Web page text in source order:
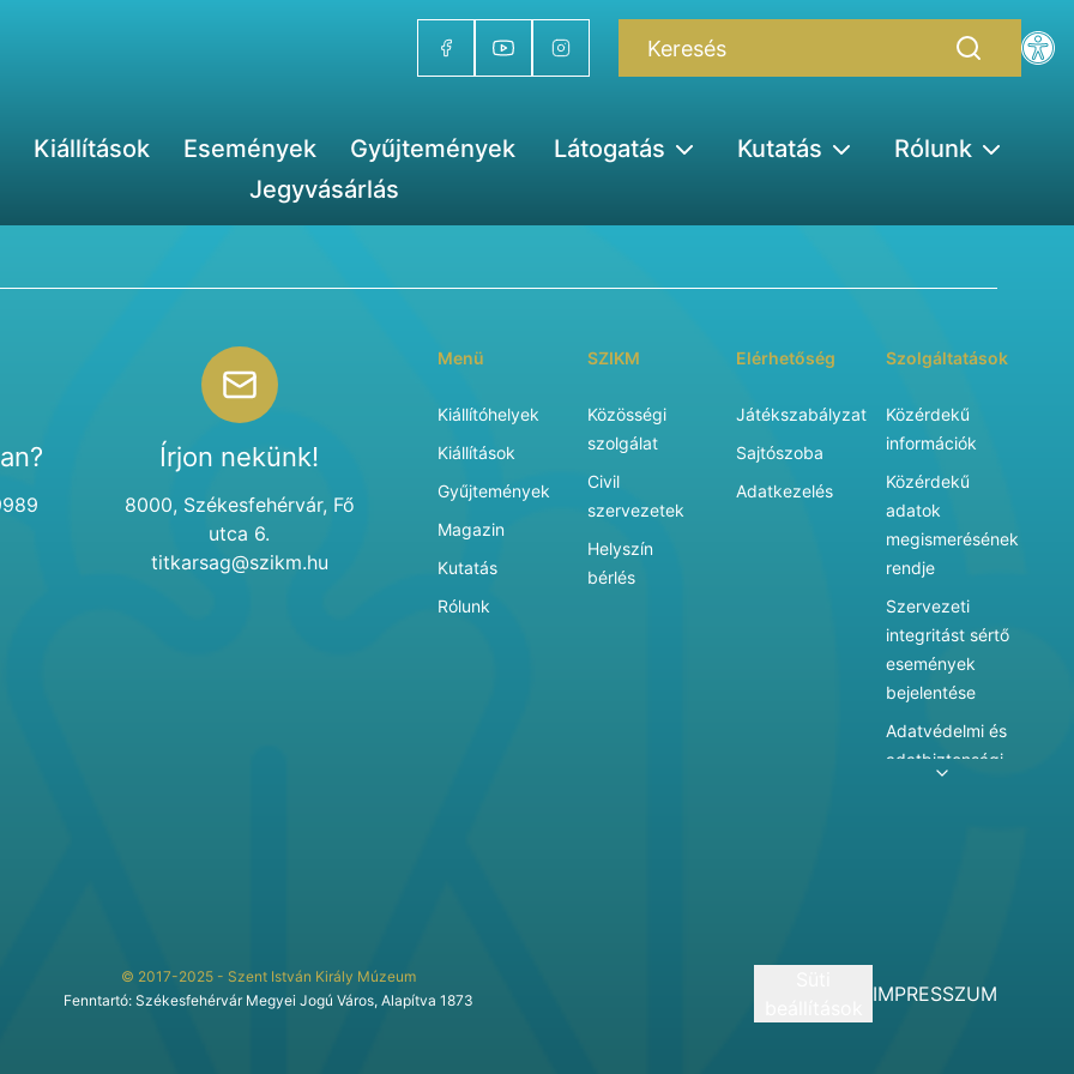
Kiállítások Események Gyűjtemények Látogatás Kutatás
Rólunk
Jegyvásárlás
Írjon nekünk!
8000, Székesfehérvár, Fő
utca 6.
titkarsag@szikm.hu
Menü
Kiállítóhelyek
Kiállítások
Gyűjtemények
Magazin
Kutatás
Rólunk
SZIKM
Közösségi
szolgálat
Civil
szervezetek
Helyszín
bérlés
Elérhetőség
Játékszabályzat
Sajtószoba
Adatkezelés
Szolgáltatások
Közérdekű
információk
Közérdekű
adatok
megismerésének
rendje
Szervezeti
integritást sértő
események
bejelentése
Adatvédelmi és
adatbiztonsági
szolgáltatásai
© 2017-2025 - Szent István Király Múzeum
Fenntartó: Székesfehérvár Megyei Jogú Város, Alapítva 1873
IMPRESSZUM